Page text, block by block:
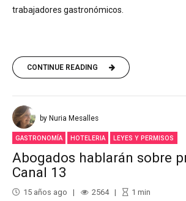
trabajadores gastronómicos.
CONTINUE READING
by Nuria Mesalles
GASTRONOMÍA HOTELERIA LEYES Y PERMISOS
Abogados hablarán sobre
Canal 13
15 años ago 2564 1 min